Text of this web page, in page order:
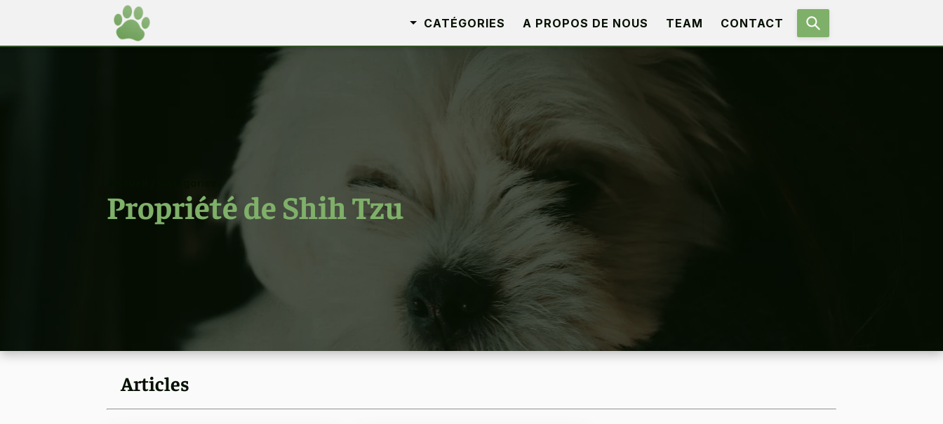
CATÉGORIES A PROPOS DE NOUS TEAM CONTACT
Propriété de Shih Tzu
Articles